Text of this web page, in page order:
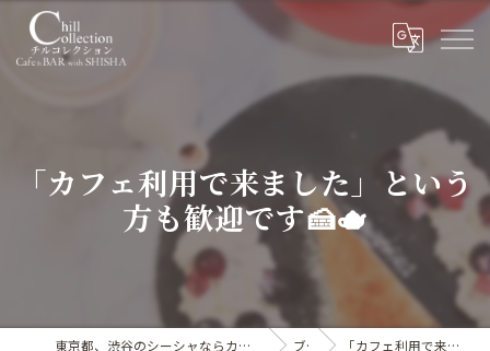
「カフェ利用で来ました」という
方も歓迎です🍰🫖
東京都、渋谷のシーシャならカフェ&シーシャバー Chill collection渋谷センター街店 ブログ 「カフェ利用で来ました」という方も歓迎です🍰🫖